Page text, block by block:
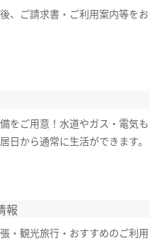
、ご請求書・ご利用案内等をお
をご用意！水道やガス・電気も
日から通常に生活ができます。
報
・観光旅行・おすすめのご利用